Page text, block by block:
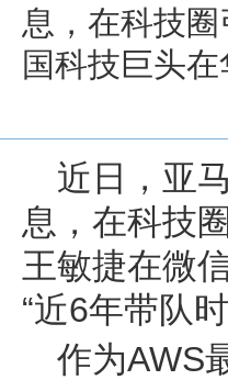
息，在科技
国科技巨头
近日，亚
息，在科技
王敏捷在微
“近6年带队
作为AWS